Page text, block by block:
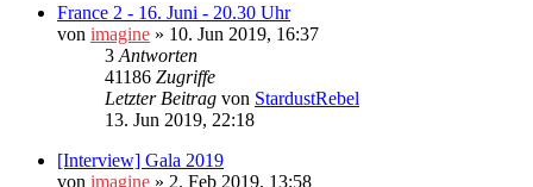
France 2 - 16. Juni - 20.30 Uhr
von imagine » 10. Jun 2019, 16:37
3 Antworten
41186 Zugriffe
Letzter Beitrag von StardustRebel
13. Jun 2019, 22:18
[Interview] Gala 2019
von imagine » 2. Feb 2019, 13:58